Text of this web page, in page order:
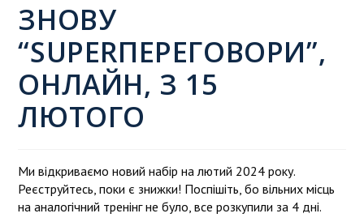
ЗНОВУ
“SUPERПЕРЕГОВОРИ”,
ОНЛАЙН, З 15
ЛЮТОГО
Ми відкриваємо новий набір на лютий 2024 року.
Реєструйтесь, поки є знижки! Поспішіть, бо вільних місць
на аналогічний тренінг не було, все розкупили за 4 дні.